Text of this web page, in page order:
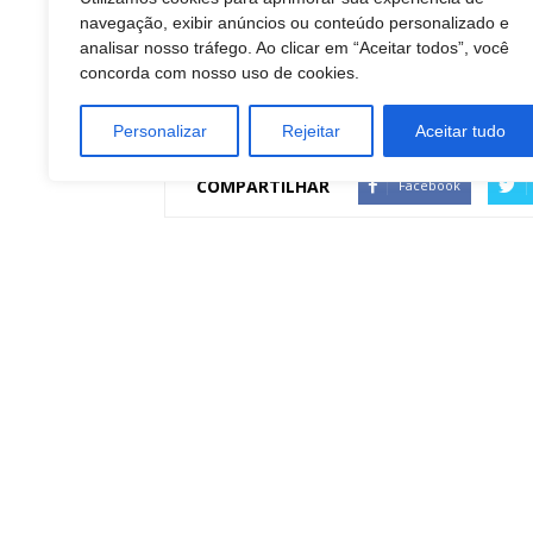
navegação, exibir anúncios ou conteúdo personalizado e
analisar nosso tráfego. Ao clicar em “Aceitar todos”, você
concorda com nosso uso de cookies.
Personalizar Rejeitar Aceitar tudo
ATACADO E VAREJO
Empreendedorismo
INDUSTRIA DE NÃO DURÁVEIS
COMPARTILHAR Facebook